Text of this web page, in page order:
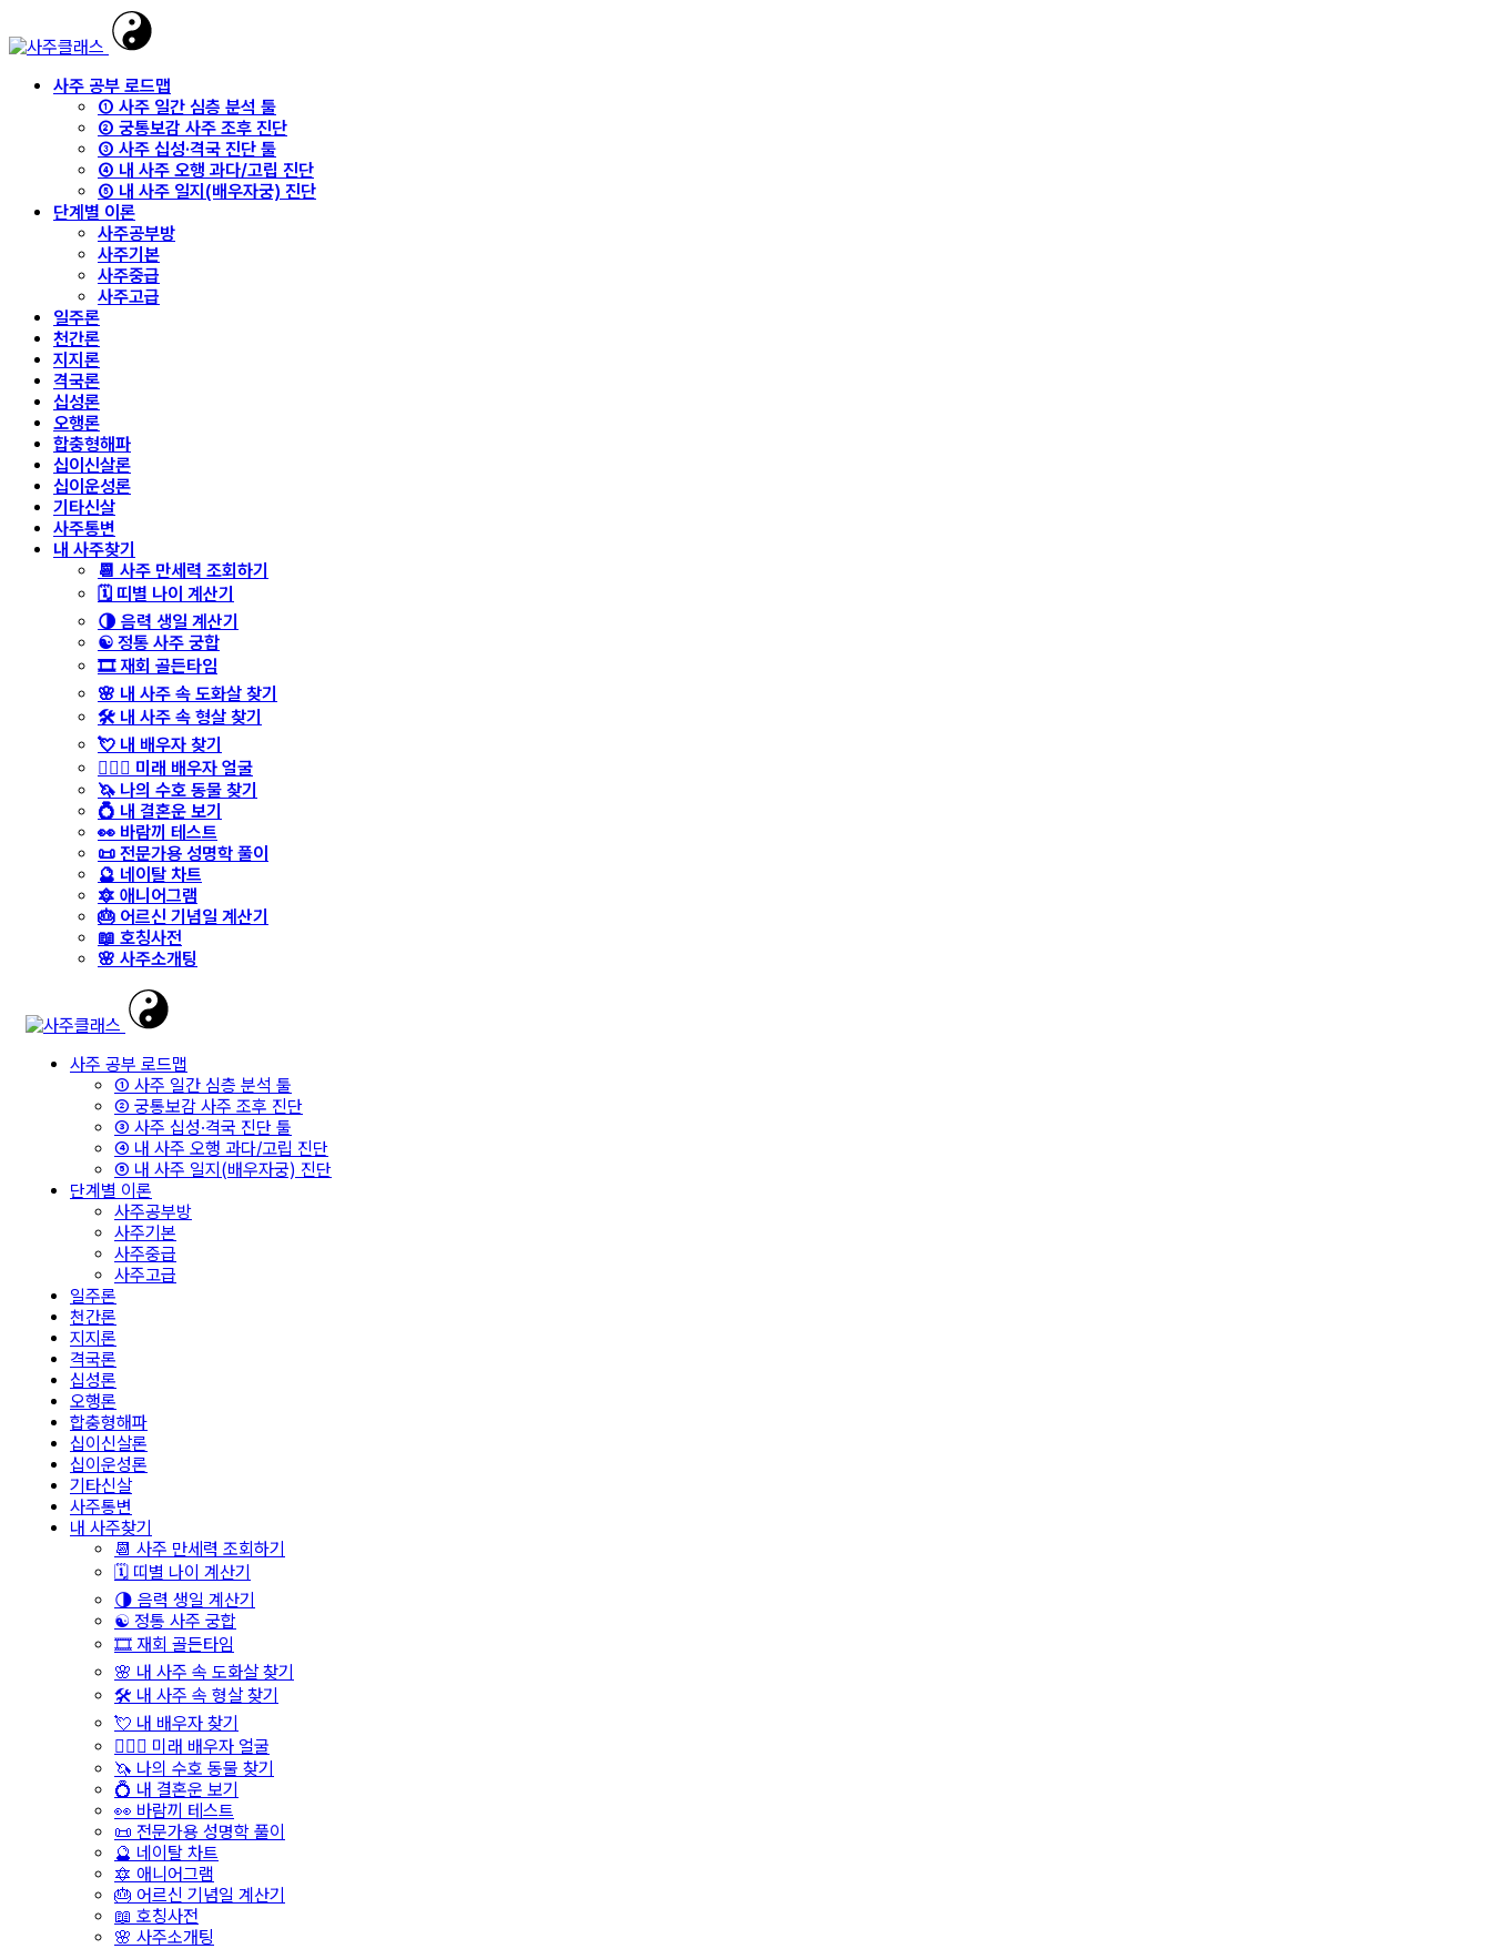
사주 공부 로드맵
① 사주 일간 심층 분석 툴
② 궁통보감 사주 조후 진단
③ 사주 십성·격국 진단 툴
④ 내 사주 오행 과다/고립 진단
⑤ 내 사주 일지(배우자궁) 진단
단계별 이론
사주공부방
사주기본
사주중급
사주고급
일주론
천간론
지지론
격국론
십성론
오행론
합충형해파
십이신살론
십이운성론
기타신살
사주통변
내 사주찾기
📆 사주 만세력 조회하기
🗓️ 띠별 나이 계산기
🌗 음력 생일 계산기
☯️ 정통 사주 궁합
🎞️ 재회 골든타임
🌸 내 사주 속 도화살 찾기
🛠️ 내 사주 속 형살 찾기
💘 내 배우자 찾기
👩‍❤️‍👨 미래 배우자 얼굴
🦄 나의 수호 동물 찾기
💍 내 결혼운 보기
👀 바람끼 테스트
📜 전문가용 성명학 풀이
🔮 네이탈 차트
🔯 애니어그램
🎂 어르신 기념일 계산기
📖 호칭사전
🌸 사주소개팅
사주 공부 로드맵
① 사주 일간 심층 분석 툴
② 궁통보감 사주 조후 진단
③ 사주 십성·격국 진단 툴
④ 내 사주 오행 과다/고립 진단
⑤ 내 사주 일지(배우자궁) 진단
단계별 이론
사주공부방
사주기본
사주중급
사주고급
일주론
천간론
지지론
격국론
십성론
오행론
합충형해파
십이신살론
십이운성론
기타신살
사주통변
내 사주찾기
📆 사주 만세력 조회하기
🗓️ 띠별 나이 계산기
🌗 음력 생일 계산기
☯️ 정통 사주 궁합
🎞️ 재회 골든타임
🌸 내 사주 속 도화살 찾기
🛠️ 내 사주 속 형살 찾기
💘 내 배우자 찾기
👩‍❤️‍👨 미래 배우자 얼굴
🦄 나의 수호 동물 찾기
💍 내 결혼운 보기
👀 바람끼 테스트
📜 전문가용 성명학 풀이
🔮 네이탈 차트
🔯 애니어그램
🎂 어르신 기념일 계산기
📖 호칭사전
🌸 사주소개팅